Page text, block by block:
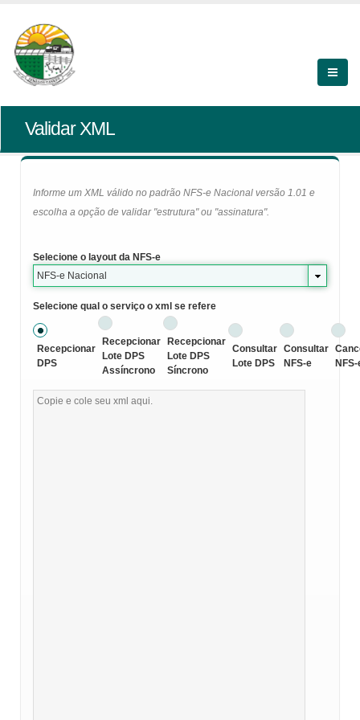
Validar XML
Informe um XML válido no padrão NFS-e Nacional versão 1.01 e
escolha a opção de validar "estrutura" ou "assinatura".
Selecione o layout da NFS-e
NFS-e Nacional
Selecione qual o serviço o xml se refere
Recepcionar
DPS
Recepcionar
Lote DPS
Assíncrono
Recepcionar
Lote DPS
Síncrono
Consultar
Lote DPS
Consultar
NFS-e
NFS-